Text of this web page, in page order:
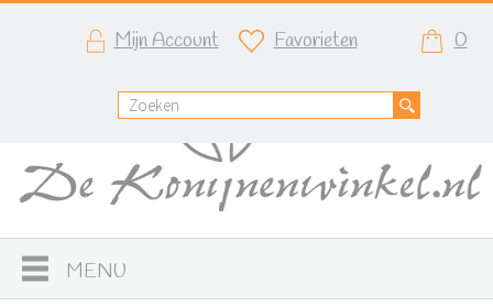
Mijn Account Favorieten 0
MENU